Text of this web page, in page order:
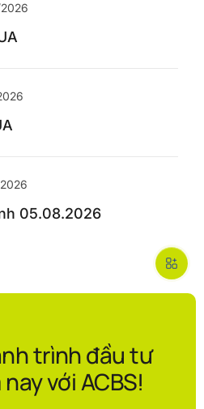
05.08.2026
trình đầu tư
với ACBS!